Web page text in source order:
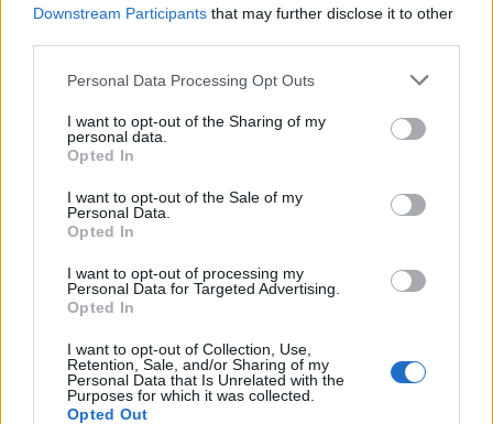
Downstream Participants that may further disclose it to other
Please note that this website/app uses one or more Google
not limited to your visit or usage behaviour. You may click to
grant or deny consent to Google and its third-party tags to
use your data for below specified purposes in below Google
consent section.
Personal Data Processing Opt Outs
I want to opt-out of the Sharing of my
personal data.
Opted In
I want to opt-out of the Sale of my
Personal Data.
Opted In
I want to opt-out of processing my
Personal Data for Targeted Advertising.
Opted In
I want to opt-out of Collection, Use,
Retention, Sale, and/or Sharing of my
Personal Data that Is Unrelated with the
Purposes for which it was collected.
Opted Out
Σύμφωνα με τονEldar Murtazin, αυτό ισχύει μόνο σε
ό,τι αφορά την απόδοση του GPS, καθώς το A918
επεξεργαστή Qualcomm 90nm, με αποτέλεσμα να
διαθέτει ακρίβεια 93% αντί 64% του iPhone 4.